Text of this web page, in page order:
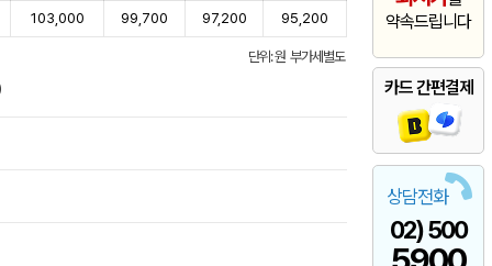
약속드립니다
카드 간편결제
상담전화
02) 500
103,000 99,700 97,200 95,200
단위: 원 부가세별도